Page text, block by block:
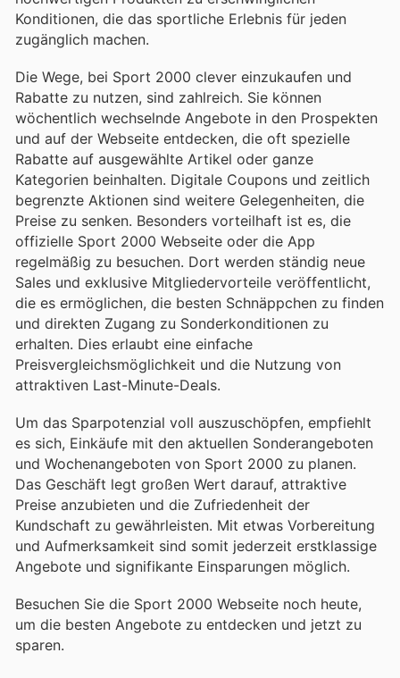
Konditionen, die das sportliche Erlebnis für jeden
zugänglich machen.
Die Wege, bei Sport 2000 clever einzukaufen und
Rabatte zu nutzen, sind zahlreich. Sie können
wöchentlich wechselnde Angebote in den Prospekten
und auf der Webseite entdecken, die oft spezielle
Rabatte auf ausgewählte Artikel oder ganze
Kategorien beinhalten. Digitale Coupons und zeitlich
begrenzte Aktionen sind weitere Gelegenheiten, die
Preise zu senken. Besonders vorteilhaft ist es, die
offizielle Sport 2000 Webseite oder die App
regelmäßig zu besuchen. Dort werden ständig neue
Sales und exklusive Mitgliedervorteile veröffentlicht,
die es ermöglichen, die besten Schnäppchen zu finden
und direkten Zugang zu Sonderkonditionen zu
erhalten. Dies erlaubt eine einfache
Preisvergleichsmöglichkeit und die Nutzung von
attraktiven Last-Minute-Deals.
Um das Sparpotenzial voll auszuschöpfen, empfiehlt
es sich, Einkäufe mit den aktuellen Sonderangeboten
und Wochenangeboten von Sport 2000 zu planen.
Das Geschäft legt großen Wert darauf, attraktive
Preise anzubieten und die Zufriedenheit der
Kundschaft zu gewährleisten. Mit etwas Vorbereitung
und Aufmerksamkeit sind somit jederzeit erstklassige
Angebote und signifikante Einsparungen möglich.
Besuchen Sie die Sport 2000 Webseite noch heute,
um die besten Angebote zu entdecken und jetzt zu
sparen.